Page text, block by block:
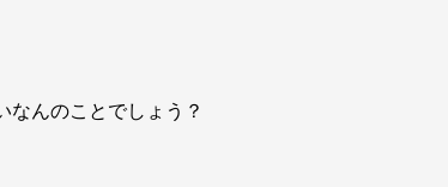
なんのことでしょう？